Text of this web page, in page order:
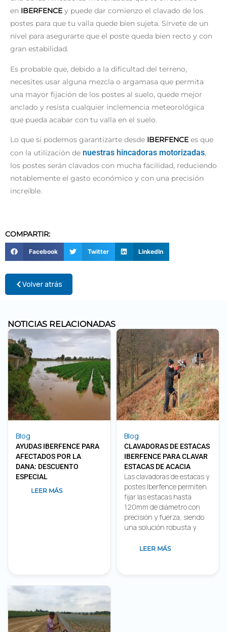
en IBERFENCEy puede dar comienzo el clavado de los
postes para que tu valla quede bien sujeta. Sírvete de un
nivel para asegurarte que el poste queda bien recto y con
gran estabilidad.
Es probable que, debido a la dificultad del terreno,
necesites usar alguna mezcla o argamasa que permita
una mayor fijación de los postes al suelo, quede mejor
anclado y resista cualquier inclemencia meteorológica
que pueda acabar con tu valla en el suelo.
Lo que si podemos garantizarte desde IBERFENCEes que
con la utilización de nuestras hincadoras motorizadas,
los postes serán clavados con mucha facilidad, reduciendo
notablemente el gasto económico y con una precisión
increíble.
COMPARTIR:
Facebook Twitter LinkedIn
Volver atrás
NOTICIAS RELACIONADAS
Blog
AYUDAS IBERFENCE PARA
AFECTADOS POR LA
DANA: DESCUENTO
ESPECIAL
LEER MÁS
Blog
CLAVADORAS DE ESTACAS
IBERFENCE PARA CLAVAR
ESTACAS DE ACACIA
Las clavadoras de estacas y
postes Iberfence permiten
fijar las estacas hasta
120mm de diámetro con
precisión y fuerza, siendo
una solución robusta y
LEER MÁS